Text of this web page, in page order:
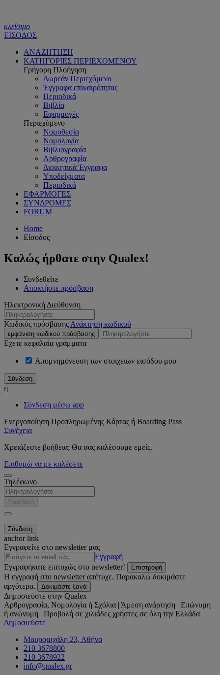
κλείσιμο
ΕΙΣΟΔΟΣ
ΑΝΑΖΗΤΗΣΗ
ΚΑΤΗΓΟΡΙΕΣ ΠΕΡΙΕΧΟΜΕΝΟΥ
Γρήγορη Πλοήγηση
Δωρεάν Περιεχόμενο
Έγγραφα επικαιρότητας
Περιοδικά
Βιβλία
Εφαρμογές
Περιεχόμενο
Νομοθεσία
Νομολογία
Βιβλιογραφία
Αρθρογραφία
Διοικητικά Έγγραφα
Υποδείγματα
Περιοδικά
ΕΦΑΡΜΟΓΕΣ
ΣΥΝΔΡΟΜΕΣ
FORUM
Home
Είσοδος
Καλώς ήρθατε στην Qualex!
Συνδεθείτε
Αποκτήστε πρόσβαση
Ηλεκτρονική Διεύθυνση
Κωδικός πρόσβασης Ανάκτηση κωδικού
εμφάνιση κωδικού πρόσβασης
Εχετε κεφαλαία γράμματα
Απομνημόνευση των στοιχείων εισόδου μου
ή
Σύνδεση μέσω app
Ενεργοποίηση Προπληρωμένης Κάρτας ή Boarding Pass
Συνέχεια
Χρειάζεστε βοήθεια; Θα σας καλέσουμε εμείς.
Επιθυμώ να με καλέσετε
Τηλέφωνο
Υποβολή
anchor link
Εγγραφείτε στο newsletter μας
Εγγραφή
Εγγραφήκατε επιτυχώς στο newsletter!
Επιστροφή
Η εγγραφή στο newsletter απέτυχε. Παρακαλώ δοκιμάστε
αργότερα.
Δοκιμάστε ξανά
Δημοσιεύστε στην Qualex
Αρθρογραφία, Νομολογία ή Σχόλια | Άμεση ανάρτηση | Επώνυμη
ή ανώνυμη | Προβολή σε χιλιάδες χρήστες σε όλη την Ελλάδα
Δημοσιεύστε
Μαυρομιχάλη 23, Αθήνα
210 3678800
210 3678922
info@qualex.gr